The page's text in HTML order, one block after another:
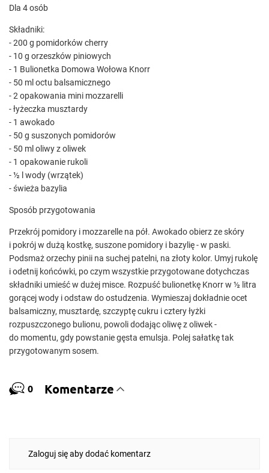
Dla 4 osób
Składniki:
- 200 g pomidorków cherry
- 10 g orzeszków piniowych
- 1 Bulionetka Domowa Wołowa Knorr
- 50 ml octu balsamicznego
- 2 opakowania mini mozzarelli
- łyżeczka musztardy
- 1 awokado
- 50 g suszonych pomidorów
- 50 ml oliwy z oliwek
- 1 opakowanie rukoli
- ½ l wody (wrzątek)
- świeża bazylia
Sposób przygotowania
Przekrój pomidory i mozzarelle na pół. Awokado obierz ze skóry
i pokrój w dużą kostkę, suszone pomidory i bazylię - w paski.
Podsmaż orzechy pinii na suchej patelni, na złoty kolor. Umyj rukolę
i odetnij końcówki, po czym wszystkie przygotowane dotychczas
składniki umieść w dużej misce. Rozpuść bulionetkę Knorr w ½ litra
gorącej wody i odstaw do ostudzenia. Wymieszaj dokładnie ocet
balsamiczny, musztardę, szczyptę cukru i cztery łyżki
rozpuszczonego bulionu, powoli dodając oliwę z oliwek -
do momentu, gdy powstanie gęsta emulsja. Polej sałatkę tak
przygotowanym sosem.
0 Komentarze
Zaloguj się aby dodać komentarz